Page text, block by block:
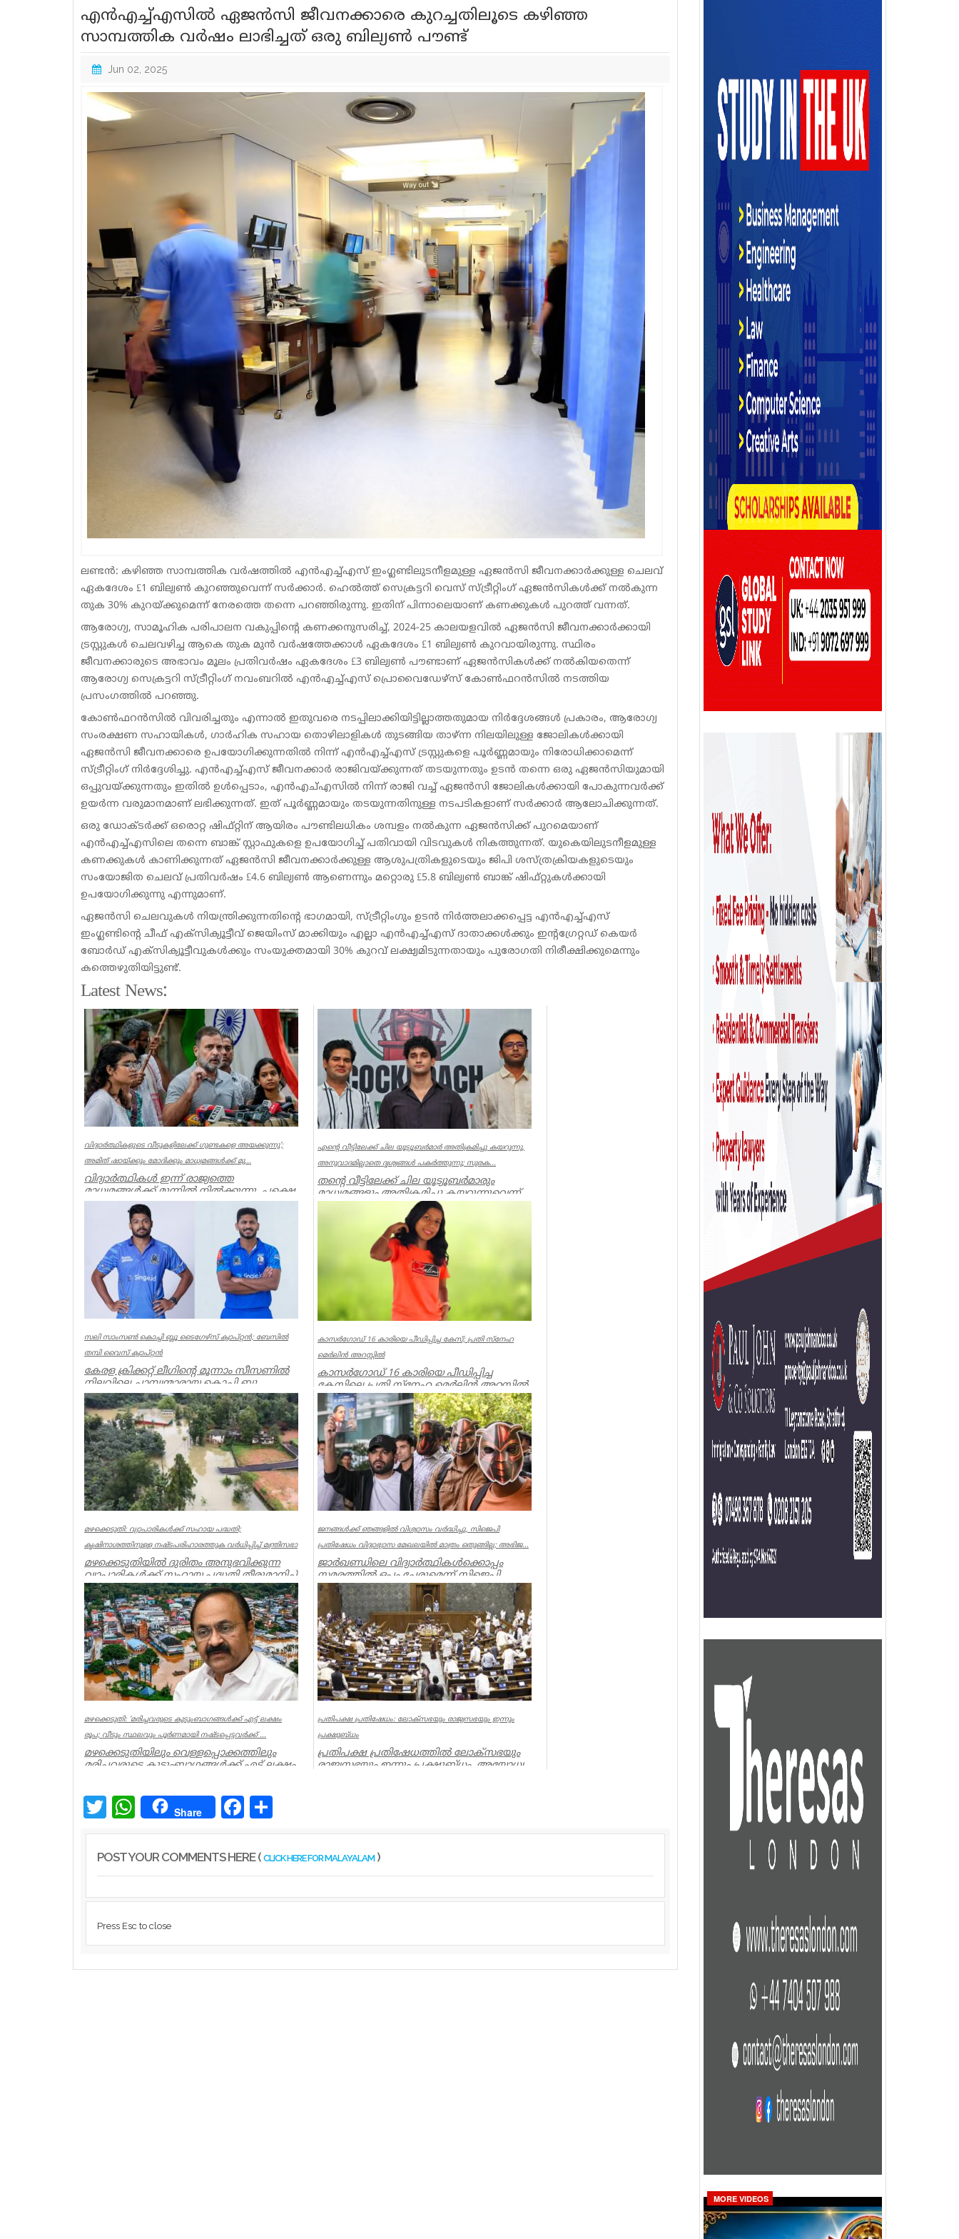
എൻഎച്ച്എസിൽ ഏജൻസി ജീവനക്കാരെ കുറച്ചതിലൂടെ കഴിഞ്ഞ
സാമ്പത്തിക വർഷം ലാഭിച്ചത് ഒരു ബില്യൺ പൗണ്ട്
Jun 02, 2025
ലണ്ടൻ: കഴിഞ്ഞ സാമ്പത്തിക വർഷത്തിൽ എൻഎച്ച്എസ് ഇംഗ്ലണ്ടിലുടനീളമുള്ള ഏജൻസി ജീവനക്കാർക്കുള്ള ചെലവ്
ഏകദേശം £1 ബില്യൺ കുറഞ്ഞുവെന്ന് സർക്കാർ. ഹെൽത്ത് സെക്രട്ടറി വെസ് സ്ട്രീറ്റിംഗ് ഏജൻസികൾക്ക് നൽകുന്ന
തുക 30% കുറയ്ക്കുമെന്ന് നേരത്തെ തന്നെ പറഞ്ഞിരുന്നു. ഇതിന് പിന്നാലെയാണ് കണക്കുകൾ പുറത്ത് വന്നത്.
ആരോഗ്യ, സാമൂഹിക പരിപാലന വകുപ്പിന്റെ കണക്കനുസരിച്ച്, 2024-25 കാലയളവിൽ ഏജൻസി ജീവനക്കാർക്കായി
ട്രസ്റ്റുകൾ ചെലവഴിച്ച ആകെ തുക മുൻ വർഷത്തേക്കാൾ ഏകദേശം £1 ബില്യൺ കുറവായിരുന്നു. സ്ഥിരം
ജീവനക്കാരുടെ അഭാവം മൂലം പ്രതിവർഷം ഏകദേശം £3 ബില്യൺ പൗണ്ടാണ് ഏജൻസികൾക്ക് നൽകിയതെന്ന്
ആരോഗ്യ സെക്രട്ടറി സ്ട്രീറ്റിംഗ് നവംബറിൽ എൻഎച്ച്എസ് പ്രൊവൈഡേഴ്‌സ് കോൺഫറൻസിൽ നടത്തിയ
പ്രസംഗത്തിൽ പറഞ്ഞു.
കോൺഫറൻസിൽ വിവരിച്ചതും എന്നാൽ ഇതുവരെ നടപ്പിലാക്കിയിട്ടില്ലാത്തതുമായ നിർദ്ദേശങ്ങൾ പ്രകാരം, ആരോഗ്യ
സംരക്ഷണ സഹായികൾ, ഗാർഹിക സഹായ തൊഴിലാളികൾ തുടങ്ങിയ താഴ്ന്ന നിലയിലുള്ള ജോലികൾക്കായി
ഏജൻസി ജീവനക്കാരെ ഉപയോഗിക്കുന്നതിൽ നിന്ന് എൻഎച്ച്എസ് ട്രസ്റ്റുകളെ പൂർണ്ണമായും നിരോധിക്കാമെന്ന്
സ്ട്രീറ്റിംഗ് നിർദ്ദേശിച്ചു. എൻഎച്ച്എസ് ജീവനക്കാർ രാജിവയ്ക്കുന്നത് തടയുന്നതും ഉടൻ തന്നെ ഒരു ഏജൻസിയുമായി
ഒപ്പുവയ്ക്കുന്നതും ഇതിൽ ഉൾപ്പെടാം, എൻഎച്എസിൽ നിന്ന് രാജി വച്ച് ഏജൻസി ജോലികൾക്കായി പോകുന്നവർക്ക്
ഉയർന്ന വരുമാനമാണ് ലഭിക്കുന്നത്. ഇത് പൂർണ്ണമായും തടയുന്നതിനുള്ള നടപടികളാണ് സർക്കാർ ആലോചിക്കുന്നത്.
ഒരു ഡോക്ടർക്ക് ഒരൊറ്റ ഷിഫ്റ്റിന് ആയിരം പൗണ്ടിലധികം ശമ്പളം നൽകുന്ന ഏജൻസിക്ക് പുറമെയാണ്
എൻഎച്ച്എസിലെ തന്നെ ബാങ്ക് സ്റ്റാഫുകളെ ഉപയോഗിച്ച് പതിവായി വിടവുകൾ നികത്തുന്നത്. യുകെയിലുടനീളമുള്ള
കണക്കുകൾ കാണിക്കുന്നത് ഏജൻസി ജീവനക്കാർക്കുള്ള ആശുപത്രികളുടെയും ജിപി ശസ്ത്രക്രിയകളുടെയും
സംയോജിത ചെലവ് പ്രതിവർഷം £4.6 ബില്യൺ ആണെന്നും മറ്റൊരു £5.8 ബില്യൺ ബാങ്ക് ഷിഫ്റ്റുകൾക്കായി
ഉപയോഗിക്കുന്നു എന്നുമാണ്.
ഏജൻസി ചെലവുകൾ നിയന്ത്രിക്കുന്നതിന്റെ ഭാഗമായി, സ്ട്രീറ്റിംഗും ഉടൻ നിർത്തലാക്കപ്പെട്ട എൻഎച്ച്എസ്
ഇംഗ്ലണ്ടിന്റെ ചീഫ് എക്സിക്യൂട്ടീവ് ജെയിംസ് മാക്കിയും എല്ലാ എൻഎച്ച്എസ് ദാതാക്കൾക്കും ഇന്റഗ്രേറ്റഡ് കെയർ
ബോർഡ് എക്സിക്യൂട്ടീവുകൾക്കും സംയുക്തമായി 30% കുറവ് ലക്ഷ്യമിടുന്നതായും പുരോഗതി നിരീക്ഷിക്കുമെന്നും
കത്തെഴുതിയിട്ടുണ്ട്.
Latest News:
വിദ്യാര്‍ത്ഥികളുടെ വീടുകളിലേക്ക് ഗുണ്ടകളെ അയക്കുന്നു’;
അമിത് ഷായ്ക്കും മോദിക്കും മാധ്യമങ്ങള്‍ക്ക് മു...
വിദ്യാർത്ഥികൾ ഇന്ന് രാജ്യത്തെ
മാധ്യമങ്ങൾക്ക് മുന്നിൽ നിൽക്കുന്നു, പക്ഷെ
അമിത് ഷാ ക്കും, മോദിക്കും ധ...
എന്റെ വീട്ടിലേക്ക് ചില യൂട്യൂബർമാർ അതിക്രമിച്ചു കയറുന്നു,
അനുവാദമില്ലാതെ ദൃശ്യങ്ങൾ പകർത്തുന്നു; സുരക...
തന്റെ വീട്ടിലേക്ക് ചില യൂട്യൂബർമാരും
മാധ്യമങ്ങളും അതിക്രമിച്ചു കയറുന്നുവെന്ന്
പരാതിയുമായി സൗരവ്ദാസ്...
സലി സാംസണ്‍ കൊച്ചി ബ്ലൂ ടൈഗേഴ്‌സ് ക്യാപ്റ്റന്‍; ബേസില്‍
തമ്പി വൈസ് ക്യാപ്റ്റന്‍
കേരള ക്രിക്കറ്റ് ലീഗിന്റെ മൂന്നാം സീസണില്‍
നിലവിലെ ചാമ്പ്യന്മാരായ കൊച്ചി ബ്ലൂ
ടൈഗേഴ്‌സിന്റെ ക്യാപ്റ...
Latest News
കാസർഗോഡ് 16 കാരിയെ പീഡിപ്പിച്ച കേസ്; പ്രതി സ്നേഹ
മെർലിൻ അറസ്റ്റിൽ
കാസർഗോഡ് 16 കാരിയെ പീഡിപ്പിച്ച
കേസിലെ പ്രതി സ്നേഹ മെർലിൻ അറസ്റ്റിൽ.
തളിപ്പറമ്പ്, പുളിപ്പറമ്പ് സ്വദേ...
Kerala
മഴക്കെടുതി: വ്യാപാരികൾക്ക് സഹായ പദ്ധതി;
കൃഷിനാശത്തിനുള്ള നഷ്ടപരിഹാരത്തുക വർ‌ധിപ്പിച്ച് മന്ത്രിസഭാ
മഴക്കെടുതിയിൽ ദുരിതം അനുഭവിക്കുന്ന
വ്യാപാരികൾക്ക് സഹായ പദ്ധതി തീരുമാനിച്ച്
മന്ത്രിസഭാ യോഗം. കടകളിൽ ...
Kerala
ജനങ്ങൾക്ക് ഞങ്ങളിൽ വിശ്വാസം വർദ്ധിച്ചു, സിജെപി
പ്രതിഷേധം വിദ്യാഭ്യാസ മേഖലയിൽ മാത്രം ഒതുങ്ങില്ല; അഭിജ...
ജാർഖണ്ഡിലെ വിദ്യാർത്ഥികൾക്കൊപ്പം
സമരത്തിൽ ഒപ്പം ചേരുമെന്ന് സിജെപി
സ്ഥാപകൻ അഭിജിത്ത് ദീപ്കെ.
ജനങ്ങൾക...
Latest News
മഴക്കെടുതി: ‘മരിച്ചവരുടെ കുടുംബാഗങ്ങൾക്ക് എട്ട് ലക്ഷം
രൂപ; വീടും സ്ഥലവും പൂർണമായി നഷ്ടപ്പെട്ടവർക്ക് ...
മഴക്കെടുതിയിലും വെള്ളപ്പൊക്കത്തിലും
മരിച്ചവരുടെ കുടുംബാഗങ്ങൾക്ക് എട്ട് ലക്ഷം
Kerala
പ്രതിപക്ഷ പ്രതിഷേധം: ലോക്സഭയും രാജ്യസഭയും ഇന്നും
പ്രക്ഷുബ്ധം
പ്രതിപക്ഷ പ്രതിഷേധത്തിൽ ലോക്സഭയും
രാജ്യസഭയും ഇന്നും പ്രക്ഷുബ്ധം. അയോധ്യ
Twitter WhatsAppShare Facebook
POST YOUR COMMENTS HERE ( CLICK HERE FOR MALAYALAM)
Press Esc to close
MORE VIDEOS